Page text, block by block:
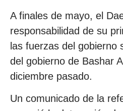
A finales de mayo, el
responsabilidad de su
las fuerzas del gobierno
del gobierno de Bashar
diciembre pasado.
Un comunicado de la